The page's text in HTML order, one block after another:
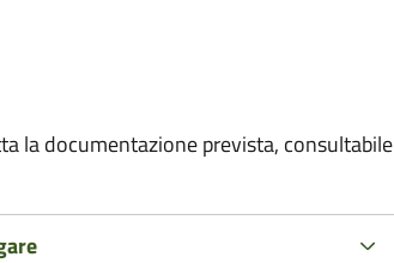
la documentazione prevista, consultabile